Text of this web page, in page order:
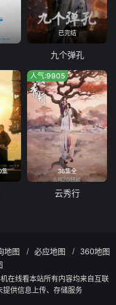
已完结
九个弹孔
集 36集全
人气:9905
云秀行
地图 必应地图
360地图
在线看本站所有内容均来自互联
提供信息上传、存储服务